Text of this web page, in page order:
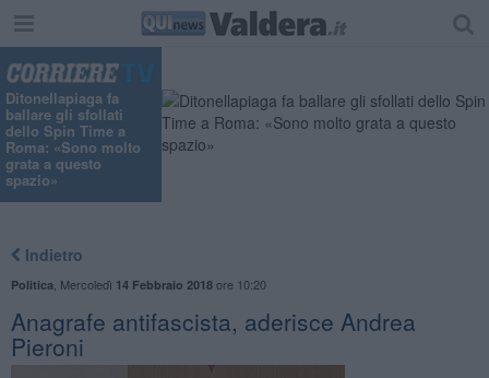
Ditonellapiaga fa
ballare gli sfollati
dello Spin Time a
Roma: «Sono molto
grata a questo
spazio»
Indietro
Politica Mercoledì 14 Febbraio 2018ore 10:20
Anagrafe antifascista, aderisce Andrea
Pieroni